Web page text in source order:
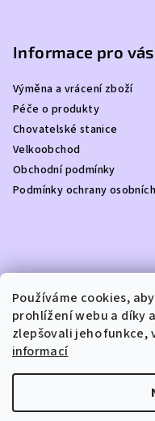
Používáme cookies,
prohlížení webu a díky
zlepšovali jeho
informací
Informace pro vás
Výměna a vrácení zboží
Péče o produkty
Chovatelské stanice
Velkoobchod
Obchodní podmínky
Podmínky ochrany
Kontakt
info @dottydoggie.cz
+420739459984